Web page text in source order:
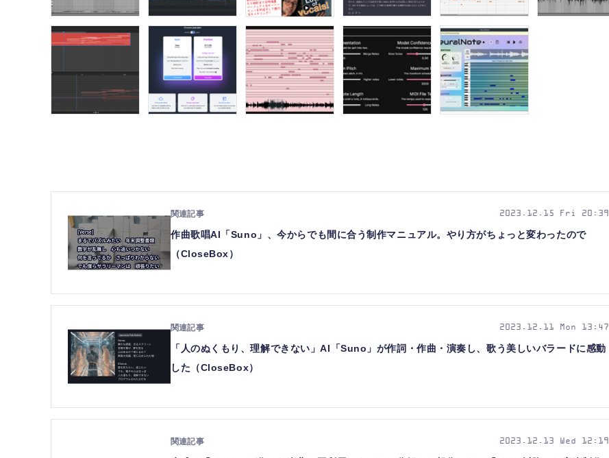
作曲歌唱AI「Suno」、今からでも間に合う制作マニュアル。やり方がちょっと変わったので
（CloseBox）
2023.12.15 Fri 20:39
「人のぬくもり、理解できない」AI「Suno」が作詞・作曲・演奏し、歌う美しいバラードに感動
した（CloseBox）
2023.12.11 Mon 13:47
2023.12.13 Wed 12:19